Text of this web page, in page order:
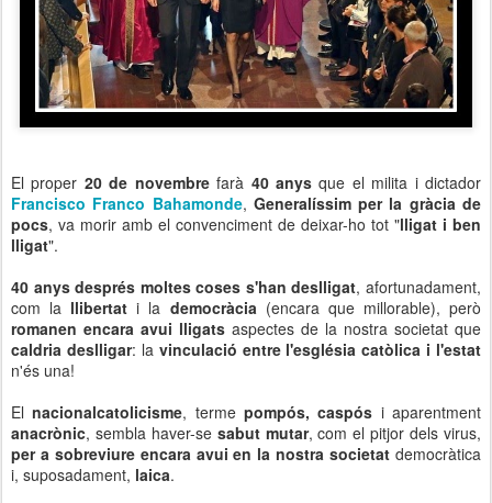
El proper 20 de novembrefarà 40 anysque el milita i dictador
Francisco Franco Bahamonde, Generalíssim per la gràcia de
pocs, va morir amb el convenciment de deixar-ho tot "lligat i ben
lligat".
40 anys després moltes coses s'han deslligat, afortunadament,
com la llibertati la democràcia (encara que millorable), però
romanen encara avui lligats aspectes de la nostra societat que
caldria deslligar: la vinculació entre l'església catòlica i l'estat
n'és una!
Elnacionalcatolicisme, termepompós, caspós i aparentment
anacrònic, sembla haver-se sabut mutar, com el pitjor dels virus,
per a sobreviure encara avui en la nostra societat democràtica
i, suposadament, laica.